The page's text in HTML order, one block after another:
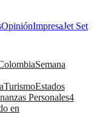
OpiniónImpresaJet Set
Semana
TurismoEstados
Personales4
en